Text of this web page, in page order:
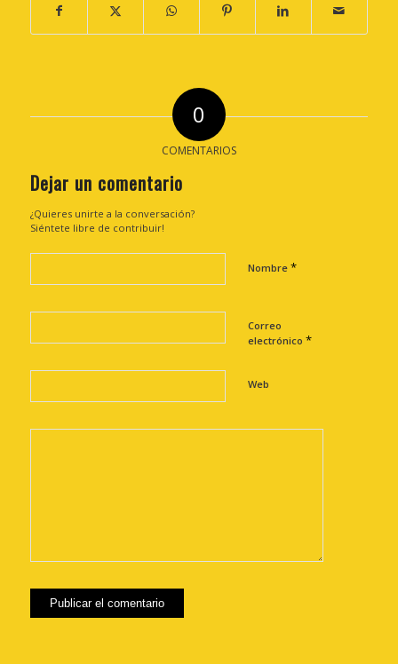
0
COMENTARIOS
Dejar un comentario
¿Quieres unirte a la conversación?
Siéntete libre de contribuir!
Nombre *
Correo
electrónico *
Web